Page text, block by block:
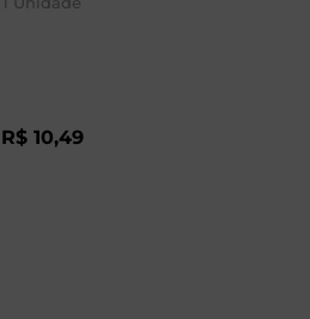
R$ 10,49